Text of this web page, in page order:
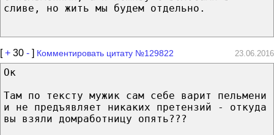
сливе, но жить мы будем отдельно.
[+ 30 - ] Комментировать цитату №129822 23.06.2016
Ок
Там по тексту мужик сам себе варит пельмени
и не предъявляет никаких претензий - откуда
вы взяли домработницу опять???